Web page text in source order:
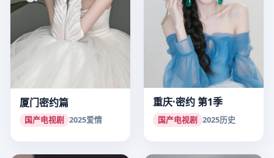
厦门密约篇
国产电视剧 2025爱情
重庆·密约 第1季
国产电视剧 2025历史